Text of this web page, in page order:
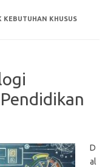
KHUSUS
D
al